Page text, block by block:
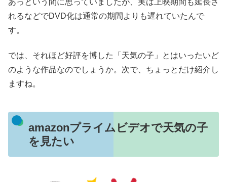
れるなどでDVD化は通常の期間よりも遅れていたんで
す。
では、それほど好評を博した「天気の子」とはいったいど
のような作品なのでしょうか。次で、ちょっとだけ紹介し
ますね。
amazonプライムビデオで天気の子
を見たい